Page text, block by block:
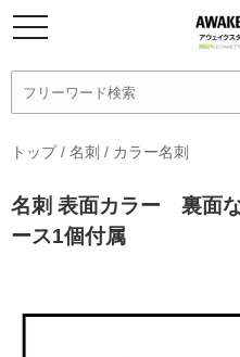
トップ/ 名刺 / カラー名刺
名刺 表面カラー 裏面
ース1個付属